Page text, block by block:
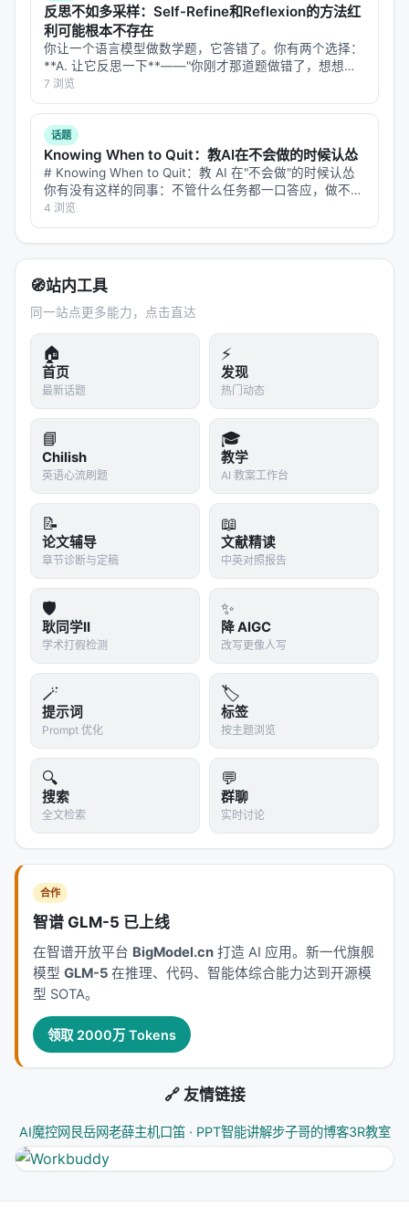
based and distillation-based methods to generate
training data, starting with a multi-agent system
consisting of a planner, rewriter, observer, and
followed by a self-evolving teacher model. While
for RL, we employ DAPO as the training
framework and adopt a hybrid reward system
consisting of answer rewards and format rewards.
Additionally, we introduce a curriculum learning
approach that allows the model to learn
instances based on the number of masked spans.
We evaluate the effectiveness of our framework
in the scenario of open-domain multi-hop
question answering. Through extensive
experiments, we demonstrate that MaskSearch
significantly enhances the performance of LLM-
based search agents on both in-domain and out-
of-domain downstream tasks.
实验与评估
实验与评估部分（若原文为综述则为覆盖的基准与趋
势）通常包括：
数据集：MS MARCO、BEIR、Natural
Questions、领域专有语料、推荐公开集等；
指标
：nDCG@10、MRR、Recall@k、Hit@k、人
类偏好、任务成功率、延迟与 token 成本；
对比基线 ：BM25、稠密检索、交叉编码器重排、
无检索 LLM、商业搜索 API；
消融：验证各模块（检索步数、重排深度、训练数
据规模）对最终质量的贡献。
具体数值结果需以原文表格为准；本报告基于摘要与
公开元数据归纳实验设计逻辑，建议在引用定量结论
时核对 PDF 原文。
主要结论与洞察
对 Search / Rec / Personalization 领域的启示： 1.
架构：级联检索+重排+生成仍为主流，但 agentic 范
式正将“检索次数与策略”本身作为可学习对象； 2.
据：高质量指令数据与点击/会话日志同样关键，合成
数据需防知识泄漏与分布偏移； 3.评测：离线指标与
在线满意度差距拉大，LLM-as-judge 需与人工评估交
叉验证； 4.产品 ：延迟、成本、可解释性与安全策略
是工业落地的硬约束，不可仅优化学术基准。
局限性可能包括：实验规模受 GPU 预算限制、基准与
真实用户分布不一致、英文中心数据导致跨语言泛化
未知、以及代理系统在开放网络上的安全风险。未来
反思不如多采样：Self-Refine和Reflexion的方法红
利可能根本不存在
你让一个语言模型做数学题，它答错了。你有两个选择：
**A. 让它反思一下**——"你刚才那道题做错了，想想为
什么，再试一次。" **B. 让它再做一遍**——同样的题，
换个随机种子，再来一次，取多数答案。 直觉上，A 更
聪明。反思是人类…
7 浏览
话题
Knowing When to Quit：教AI在不会做的时候认怂
# Knowing When to Quit：教 AI 在"不会做"的时候认怂
你有没有这样的同事：不管什么任务都一口答应，做不出
来的时候就开始编——报告写得天花乱坠，仔细一看数据
全是错的，逻辑链看着通顺，中间偷偷换了个概念。 现
在的 L…
4 浏览
🧭站内工具
同一站点更多能力，点击直达
🏠
首页
最新话题
⚡
发现
热门动态
📘
Chilish
英语心流刷题
🎓
教学
AI 教案工作台
📝
论文辅导
章节诊断与定稿
📖
文献精读
中英对照报告
🛡️
耿同学II
学术打假检测
✨
降 AIGC
改写更像人写
🪄
提示词
Prompt 优化
🏷️
标签
按主题浏览
🔍
搜索
全文检索
💬
群聊
实时讨论
合作
智谱 GLM-5 已上线
在智谱开放平台 BigModel.cn 打造 AI 应用。新一代旗舰
模型 GLM-5 在推理、代码、智能体综合能力达到开源模
型 SOTA。
领取 2000万 Tokens
🔗 友情链接
AI魔控网 艮岳网老薛主机口笛 · PPT智能讲解步子哥的博客3R教室